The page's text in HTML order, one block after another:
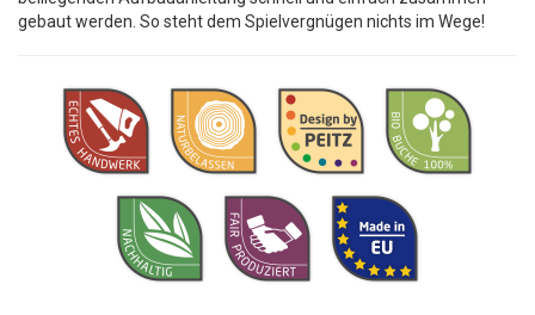
gebaut werden. So steht dem Spielvergnügen nichts im Wege!